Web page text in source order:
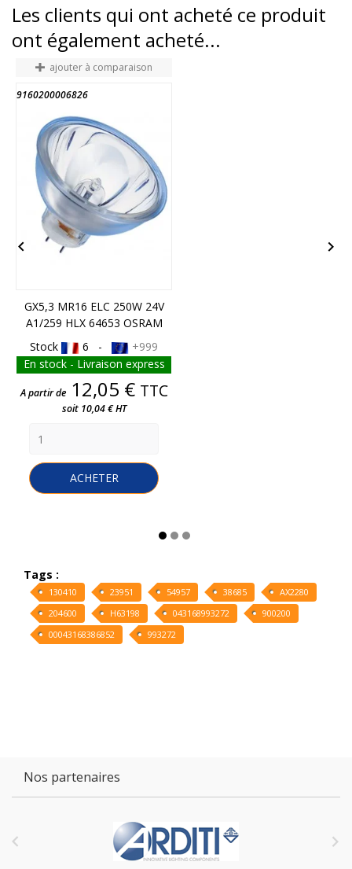
Les clients qui ont acheté ce produit
ont également acheté...
ajouter à comparaison
9160200006826
GX5,3 MR16 ELC 250W 24V
A1/259 HLX 64653 OSRAM
Stock
6 -
+999
En stock - Livraison express
Prix
A partir de 12,05 € TTC
soit 10,04 € HT
ACHETER
 
Tags :
130410 23951 54957 38685
AX2280
204600
H63198 043168993272
900200
00043168386852
993272
Nos partenaires
 